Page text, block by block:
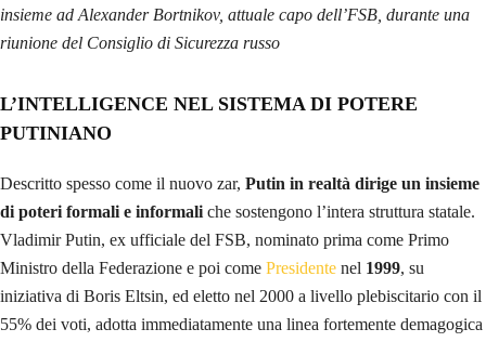
insieme ad Alexander Bortnikov, attuale capo dell’FSB, durante una
riunione del Consiglio di Sicurezza russo
L’INTELLIGENCE NEL SISTEMA DI POTERE
PUTINIANO
Descritto spesso come il nuovo zar, Putin in realtà dirige un insieme
di poteri formali e informali che sostengono l’intera struttura statale.
Vladimir Putin, ex ufficiale del FSB, nominato prima come Primo
Ministro della Federazione e poi come Presidente nel 1999, su
iniziativa di Boris Eltsin, ed eletto nel 2000 a livello plebiscitario con il
55% dei voti, adotta immediatamente una linea fortemente demagogica